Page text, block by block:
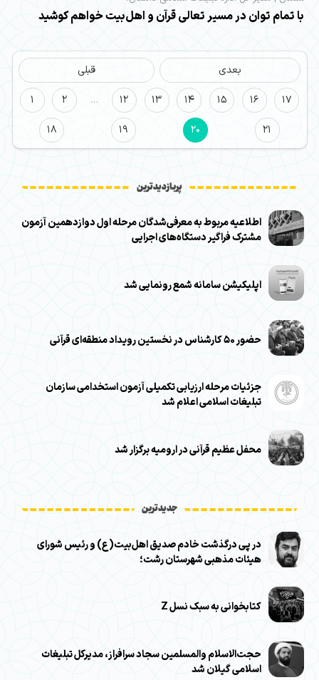
با تمام توان در مسیر تعالی قرآن و اهل‌بیت خواهم کوشید
قبلی
بعدی
1
2 … 12 13 14 15 16
17
18
19 20 21
پربازدیدترین
اطلاعیه مربوط به معرفی‌شدگان مرحله اول دوازدهمین آزمون
مشترک فراگیر دستگاه‌های اجرایی
اپلیکیشن سامانه شمع رونمایی شد
حضور ۵۰ کارشناس در نخستین رویداد منطقه‌ای قرآنی
جزئیات مرحله ارزیابی تکمیلی آزمون استخدامی سازمان
تبلیغات اسلامی اعلام شد
محفل عظیم قرآنی در ارومیه برگزار شد
جدیدترین
در پی درگذشت خادم صدیق اهل‌بیت(ع) و رئیس شورای
هیئات مذهبی شهرستان رشت؛
کتابخوانی به سبک نسل Z
حجت‌الاسلام والمسلمین سجاد سرافراز، مدیرکل تبلیغات
اسلامی گیلان شد